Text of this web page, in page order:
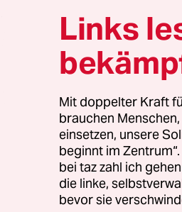
der Idee eines
gar eines
ticketlosen
wie die Finanzierung
wurden ja viel diskutiert,
sollen für
sind auch bereit, dafür zu
Verkehrs
Und da müssen wir
dem 20. Jahrhundert,
Links
Mit doppelter Kraft
brauchen
einsetzen, unsere
beginnt im
bei taz zahl ich
die linke,
bevor sie